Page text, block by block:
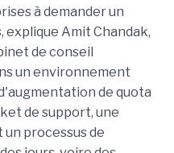
à demander un
explique Amit Chandak,
de conseil
un environnement
de quota
de support, une
processus de